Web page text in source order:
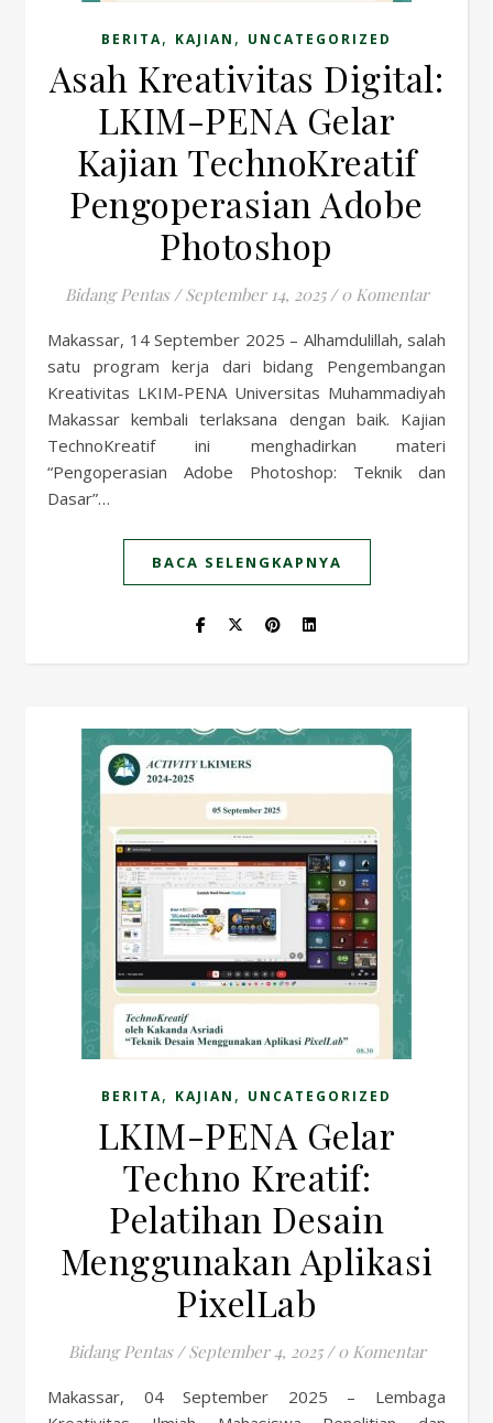
BERITA, KAJIAN , UNCATEGORIZED
Asah Kreativitas Digital:
LKIM-PENA Gelar
Kajian TechnoKreatif
Pengoperasian Adobe
Photoshop
Bidang Pentas / September 14, 2025 / 0 Komentar
Makassar, 14 September 2025 – Alhamdulillah, salah
satu program kerja dari bidang Pengembangan
Kreativitas LKIM-PENA Universitas Muhammadiyah
Makassar kembali terlaksana dengan baik. Kajian
TechnoKreatif ini menghadirkan materi
“Pengoperasian Adobe Photoshop: Teknik dan
Dasar”…
BACA SELENGKAPNYA
BERITA, KAJIAN , UNCATEGORIZED
LKIM-PENA Gelar
Techno Kreatif:
Pelatihan Desain
Menggunakan Aplikasi
PixelLab
Bidang Pentas / September 4, 2025 / 0 Komentar
Makassar, 04 September 2025 – Lembaga